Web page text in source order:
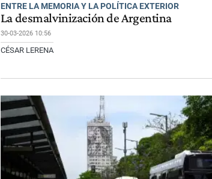
ENTRE LA MEMORIA Y LA POLÍTICA EXTERIOR
La desmalvinización de Argentina
30-03-2026 10:56
CÉSAR LERENA